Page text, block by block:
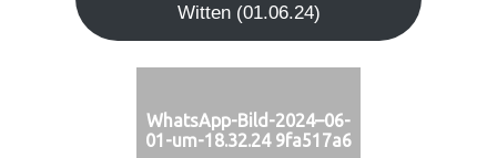
Wit­ten (01.06.24)
WhatsApp-Bild-2024–06-
01-um-18.32.24 9fa517a6